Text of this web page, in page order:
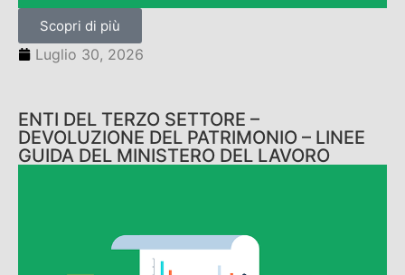
Scopri di più
Luglio 30, 2026
ENTI DEL TERZO SETTORE –
DEVOLUZIONE DEL PATRIMONIO – LINEE
GUIDA DEL MINISTERO DEL LAVORO